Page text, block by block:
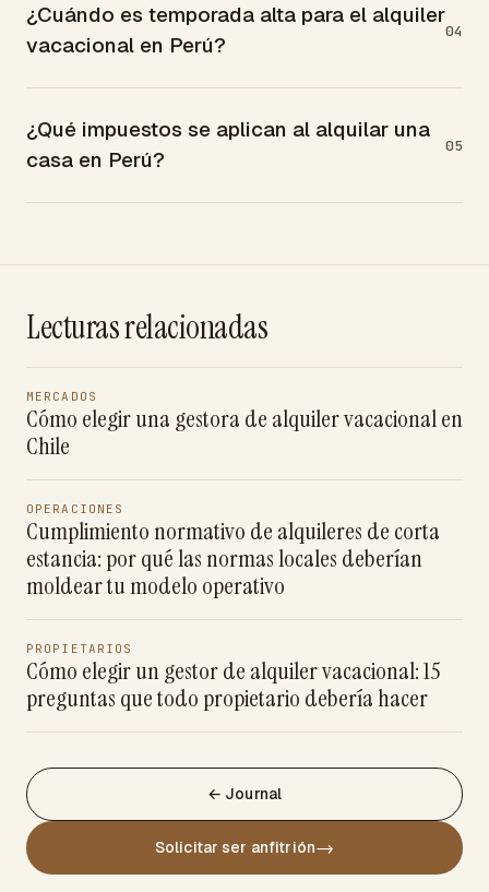
¿Cuándo es temporada alta para el alquiler
vacacional en Perú?
04
¿Qué impuestos se aplican al alquilar una
casa en Perú?
05
Lecturas relacionadas
MERCADOS
Cómo elegir una gestora de alquiler vacacional en
Chile
OPERACIONES
Cumplimiento normativo de alquileres de corta
estancia: por qué las normas locales deberían
moldear tu modelo operativo
PROPIETARIOS
Cómo elegir un gestor de alquiler vacacional: 15
preguntas que todo propietario debería hacer
← Journal
Solicitar ser anfitrión→